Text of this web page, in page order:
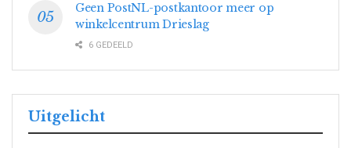
Geen PostNL-postkantoor meer op
winkelcentrum Drieslag
6 GEDEELD
Uitgelicht